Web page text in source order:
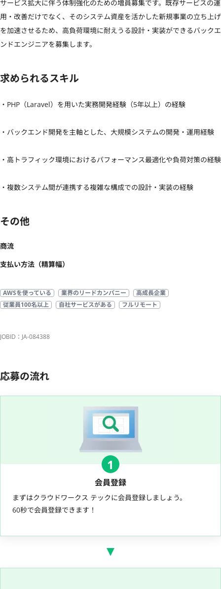
サービス拡大に伴う体制強化のための増員募集です。既存サービスの運
用・改善だけでなく、そのシステム資産を活かした新規事業の立ち上げ
を加速させるため、高負荷環境に耐えうる設計・実装ができるバックエ
ンドエンジニアを募集します。
求められるスキル
・PHP（Laravel）を用いた実務開発経験（5年以上）の経験
・バックエンド開発を主軸とした、大規模システムの開発・運用経験
・高トラフィック環境におけるパフォーマンス最適化や負荷対策の経験
・複数システム間が連携する複雑な構成での設計・実装の経験
その他
商流
支払い方法（精算幅）
AWSを使っている 業界のリードカンパニー
高成長企業
従業員100名以上
自社サービスがある フルリモート
JOBID：JA-084388
応募の流れ
1
会員登録
まずはクラウドワークス テックに会員登録しましょう。
60秒で会員登録できます！